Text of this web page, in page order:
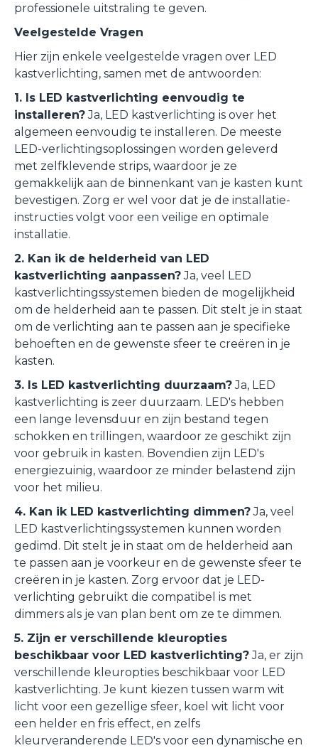
professionele uitstraling te geven.
Veelgestelde Vragen
Hier zijn enkele veelgestelde vragen over LED
kastverlichting, samen met de antwoorden:
1. Is LED kastverlichting eenvoudig te
installeren?Ja, LED kastverlichting is over het
algemeen eenvoudig te installeren. De meeste
LED-verlichtingsoplossingen worden geleverd
met zelfklevende strips, waardoor je ze
gemakkelijk aan de binnenkant van je kasten kunt
bevestigen. Zorg er wel voor dat je de installatie-
instructies volgt voor een veilige en optimale
installatie.
2. Kan ik de helderheid van LED
kastverlichting aanpassen?Ja, veel LED
kastverlichtingssystemen bieden de mogelijkheid
om de helderheid aan te passen. Dit stelt je in staat
om de verlichting aan te passen aan je specifieke
behoeften en de gewenste sfeer te creëren in je
kasten.
3. Is LED kastverlichting duurzaam?Ja, LED
kastverlichting is zeer duurzaam. LED's hebben
een lange levensduur en zijn bestand tegen
schokken en trillingen, waardoor ze geschikt zijn
voor gebruik in kasten. Bovendien zijn LED's
energiezuinig, waardoor ze minder belastend zijn
voor het milieu.
4. Kan ik LED kastverlichting dimmen?Ja, veel
LED kastverlichtingssystemen kunnen worden
gedimd. Dit stelt je in staat om de helderheid aan
te passen aan je voorkeur en de gewenste sfeer te
creëren in je kasten. Zorg ervoor dat je LED-
verlichting gebruikt die compatibel is met
dimmers als je van plan bent om ze te dimmen.
5. Zijn er verschillende kleuropties
beschikbaar voor LED kastverlichting?Ja, er zijn
verschillende kleuropties beschikbaar voor LED
kastverlichting. Je kunt kiezen tussen warm wit
licht voor een gezellige sfeer, koel wit licht voor
een helder en fris effect, en zelfs
kleurveranderende LED's voor een dynamische en